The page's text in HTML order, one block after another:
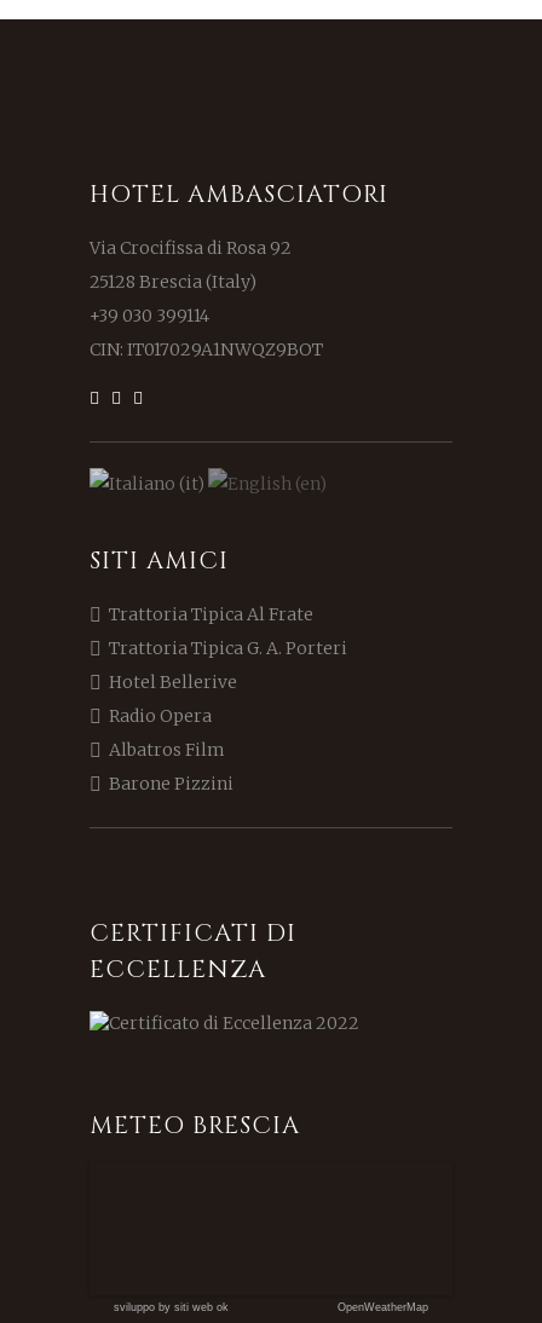
HOTEL AMBASCIATORI
Via Crocifissa di Rosa 92
25128 Brescia (Italy)
+39 030 399114
CIN: IT017029A1NWQZ9BOT
SITI AMICI
Trattoria Tipica Al Frate
Trattoria Tipica G. A. Porteri
Hotel Bellerive
Radio Opera
Albatros Film
Barone Pizzini
CERTIFICATI DI
ECCELLENZA
METEO BRESCIA
sviluppo by siti web ok OpenWeatherMap